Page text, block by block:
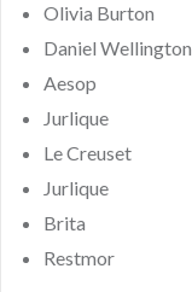
Olivia Burton
Daniel Wellington
Aesop
Jurlique
Le Creuset
Jurlique
Brita
Restmor